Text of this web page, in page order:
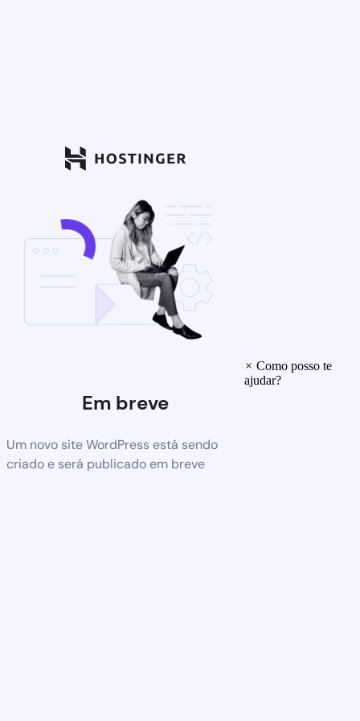
Em breve
Um novo site WordPress está sendo
criado e será publicado em breve
× Como posso te
ajudar?